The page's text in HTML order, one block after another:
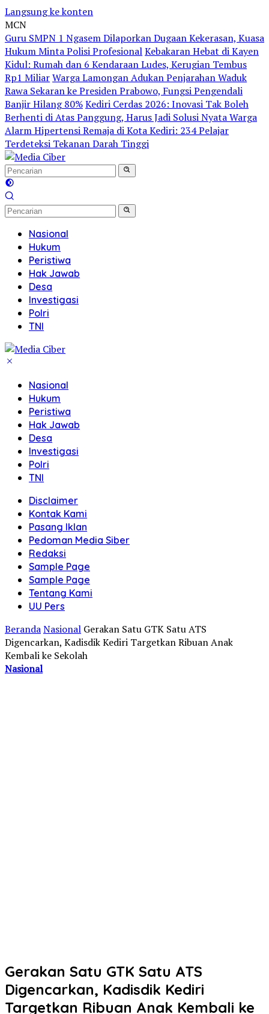
Langsung ke konten
MCN
Guru SMPN 1 Ngasem Dilaporkan Dugaan Kekerasan, Kuasa
Hukum Minta Polisi ProfesionalKebakaran Hebat di Kayen
Kidul: Rumah dan 6 Kendaraan Ludes, Kerugian Tembus
Rp1 MiliarWarga Lamongan Adukan Penjarahan Waduk
Rawa Sekaran ke Presiden Prabowo, Fungsi Pengendali
Banjir Hilang 80%Kediri Cerdas 2026: Inovasi Tak Boleh
Berhenti di Atas Panggung, Harus Jadi Solusi Nyata Warga
Alarm Hipertensi Remaja di Kota Kediri: 234 Pelajar
Terdeteksi Tekanan Darah Tinggi
Nasional
Hukum
Peristiwa
Hak Jawab
Desa
Investigasi
Polri
TNI
Nasional
Hukum
Peristiwa
Hak Jawab
Desa
Investigasi
Polri
TNI
Disclaimer
Kontak Kami
Pasang Iklan
Pedoman Media Siber
Redaksi
Sample Page
Sample Page
Tentang Kami
UU Pers
BerandaNasional Gerakan Satu GTK Satu ATS
Digencarkan, Kadisdik Kediri Targetkan Ribuan Anak
Kembali ke Sekolah
Nasional
Gerakan Satu GTK Satu ATS
Digencarkan, Kadisdik Kediri
Targetkan Ribuan Anak Kembali ke